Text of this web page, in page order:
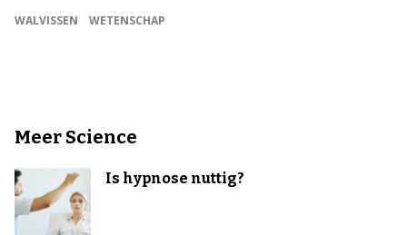
WALVISSEN
WETENSCHAP
Meer Science
Is hypnose nuttig?